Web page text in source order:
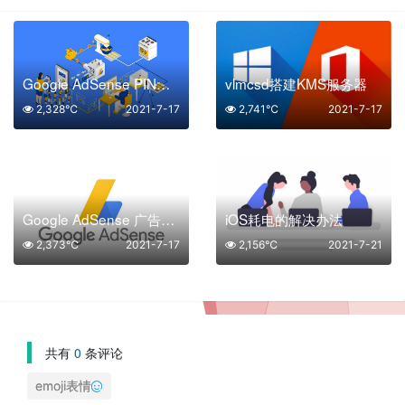
Google AdSense PIN码收不到怎么办？人工核验更高效！
2021-7-17
2,328℃
vlmcsd搭建KMS服务器
2021-7-17
2,741℃
Google AdSense 广告优化！ 谷歌广告联盟
2021-7-17
2,373℃
iOS耗电的解决办法
2021-7-21
2,156℃
共有 0 条评论
emoji表情